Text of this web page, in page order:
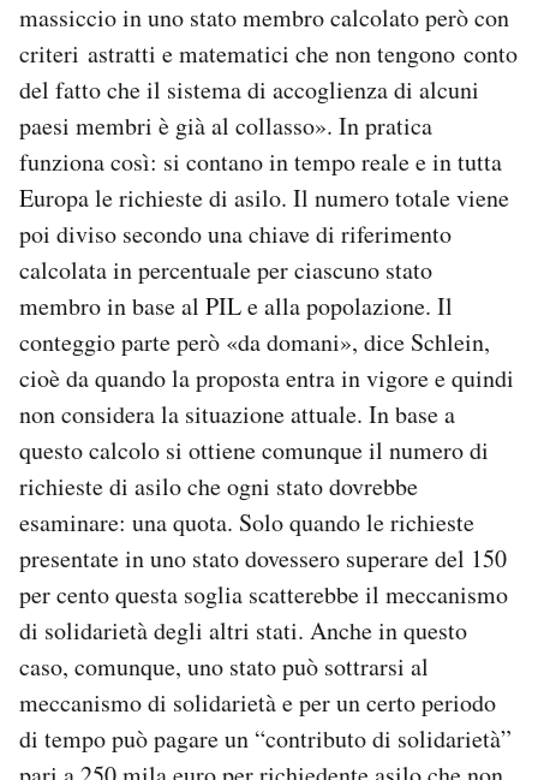
massiccio in uno stato membro calcolato però con
criteri astratti e matematici che non tengono conto
del fatto che il sistema di accoglienza di alcuni
paesi membri è già al collasso». In pratica
funziona così: si contano in tempo reale e in tutta
Europa le richieste di asilo. Il numero totale viene
poi diviso secondo una chiave di riferimento
calcolata in percentuale per ciascuno stato
membro in base al PIL e alla popolazione. Il
conteggio parte però «da domani», dice Schlein,
cioè da quando la proposta entra in vigore e quindi
non considera la situazione attuale. In base a
questo calcolo si ottiene comunque il numero di
richieste di asilo che ogni stato dovrebbe
esaminare: una quota. Solo quando le richieste
presentate in uno stato dovessero superare del 150
per cento questa soglia scatterebbe il meccanismo
di solidarietà degli altri stati. Anche in questo
caso, comunque, uno stato può sottrarsi al
meccanismo di solidarietà e per un certo periodo
di tempo può pagare un “contributo di solidarietà”